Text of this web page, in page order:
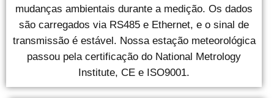
mudanças ambientais durante a medição. Os dados
são carregados via RS485 e Ethernet, e o sinal de
transmissão é estável. Nossa estação meteorológica
passou pela certificação do National Metrology
Institute, CE e ISO9001.